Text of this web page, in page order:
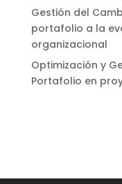
Gestión del
portafolio a la
organizacional
Optimización y
Portafolio en